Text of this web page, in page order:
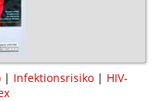
| Infektionsrisiko | HIV-